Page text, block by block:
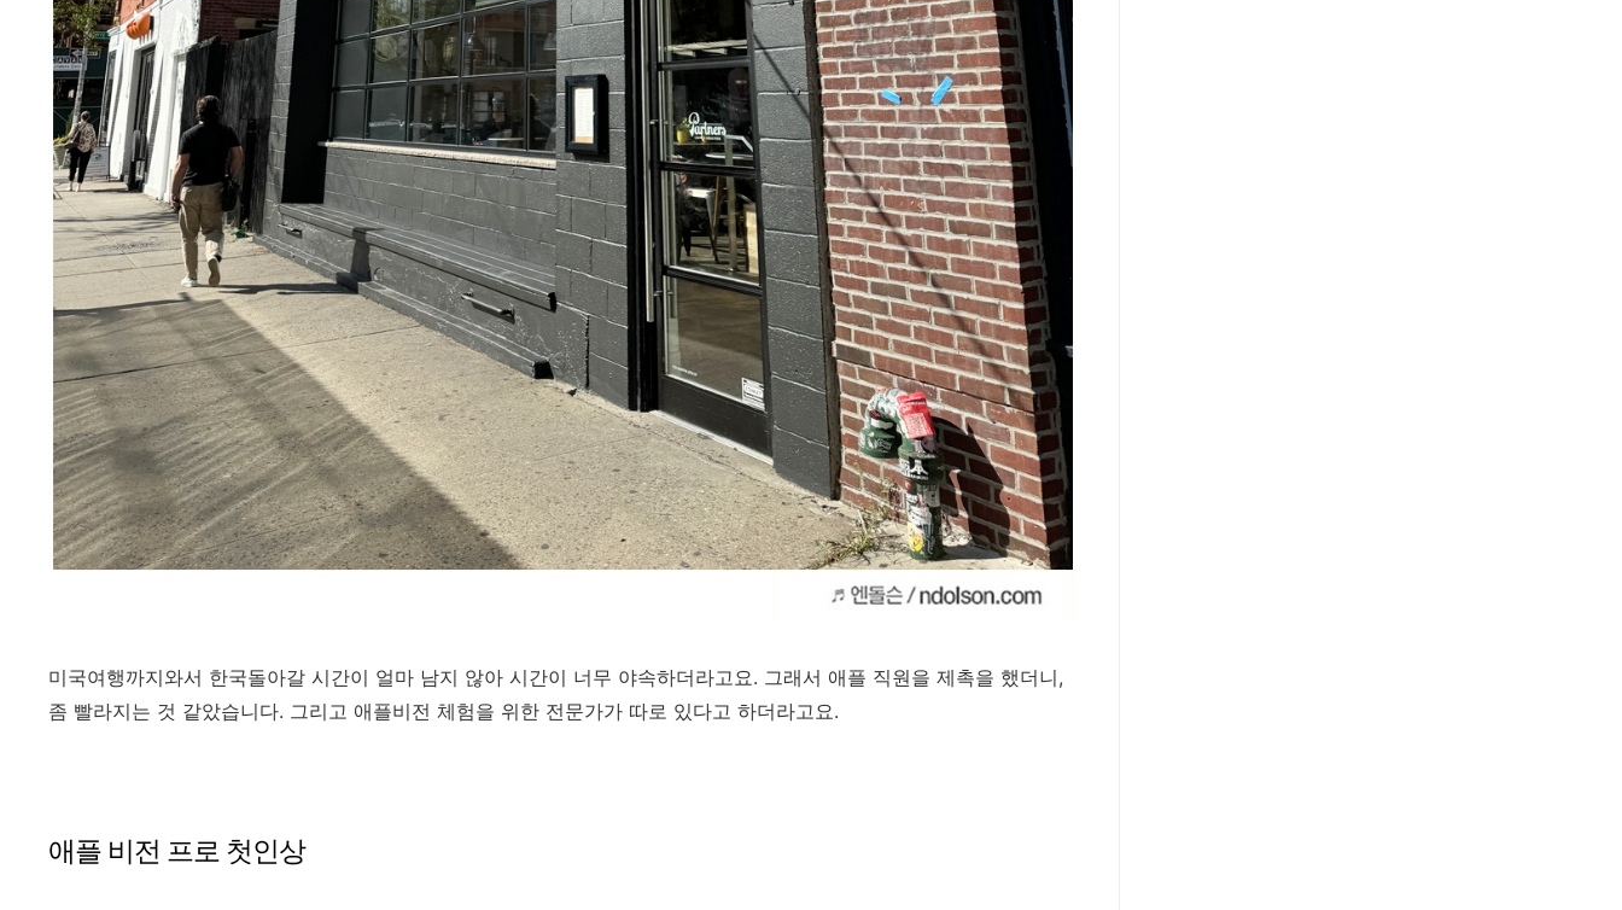
미국여행까지와서 한국돌아갈 시간이 얼마 남지 않아 시간이 너무 야속하더라고요. 그래서 애플 직원을 제촉을 했더니,
좀 빨라지는 것 같았습니다. 그리고 애플비전 체험을 위한 전문가가 따로 있다고 하더라고요.
애플 비전 프로 첫인상